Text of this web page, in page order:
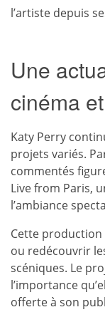
l’artiste depuis
Une
cinéma
Katy Perry
projets variés.
commentés
Live from Paris,
l’ambiance
Cette
ou redécouvrir
scéniques. Le
l’importance
offerte à son